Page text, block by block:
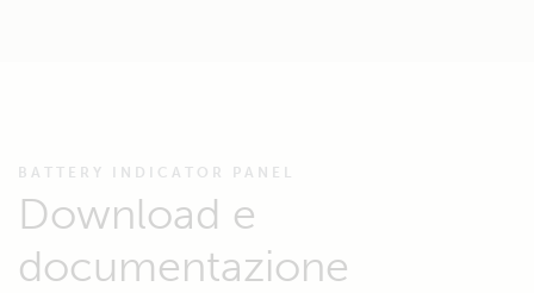
BATTERY INDICATOR PANEL
Download e
documentazione